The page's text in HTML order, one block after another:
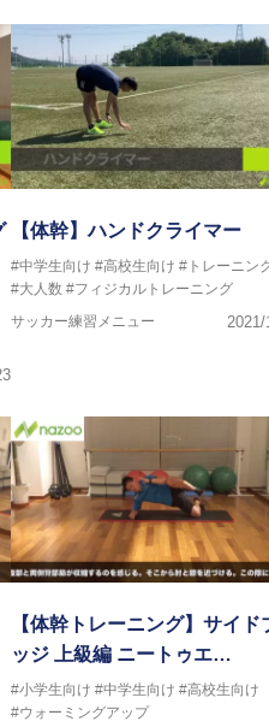
【体幹】ハンドクライマー
#中学生向け #高校生向け #トレーニン
#大人数 #フィジカルトレーニング
サッカー練習メニュー
2021/
【体幹トレーニング】サイド
ッジ 上級編 ニートゥエ…
#小学生向け #中学生向け #高校生向け
#ウォーミングアップ